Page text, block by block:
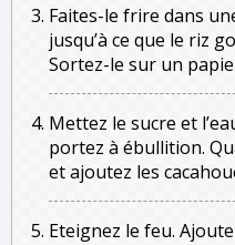
Faites-le frire dans
jusqu’à ce que le riz
Sortez-le sur un
Mettez le sucre et
portez à ébullition.
et ajoutez les
Eteignez le feu.